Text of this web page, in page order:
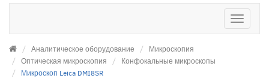
Toggle
Аналитическое оборудование
Микроскопия
Оптическая микроскопия
Конфокальные микроскопы
Микроскоп Leica DMI8SR